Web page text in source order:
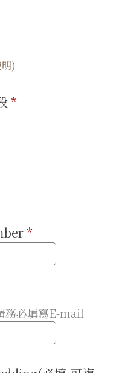
)
*
*
務必填寫E-mail